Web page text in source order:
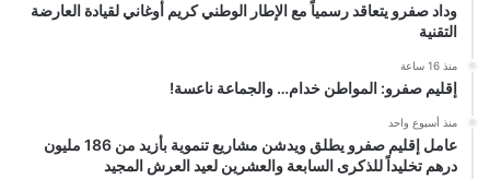
وداد صفرو يتعاقد رسمياً مع الإطار الوطني كريم أوغاني لقيادة العارضة
التقنية
منذ 16 ساعة
إقليم صفرو: المواطن خدام… والجماعة ناعسة!
منذ أسبوع واحد
عامل إقليم صفرو يطلق ويدشن مشاريع تنموية بأزيد من 186 مليون
درهم تخليداً للذكرى السابعة والعشرين لعيد العرش المجيد